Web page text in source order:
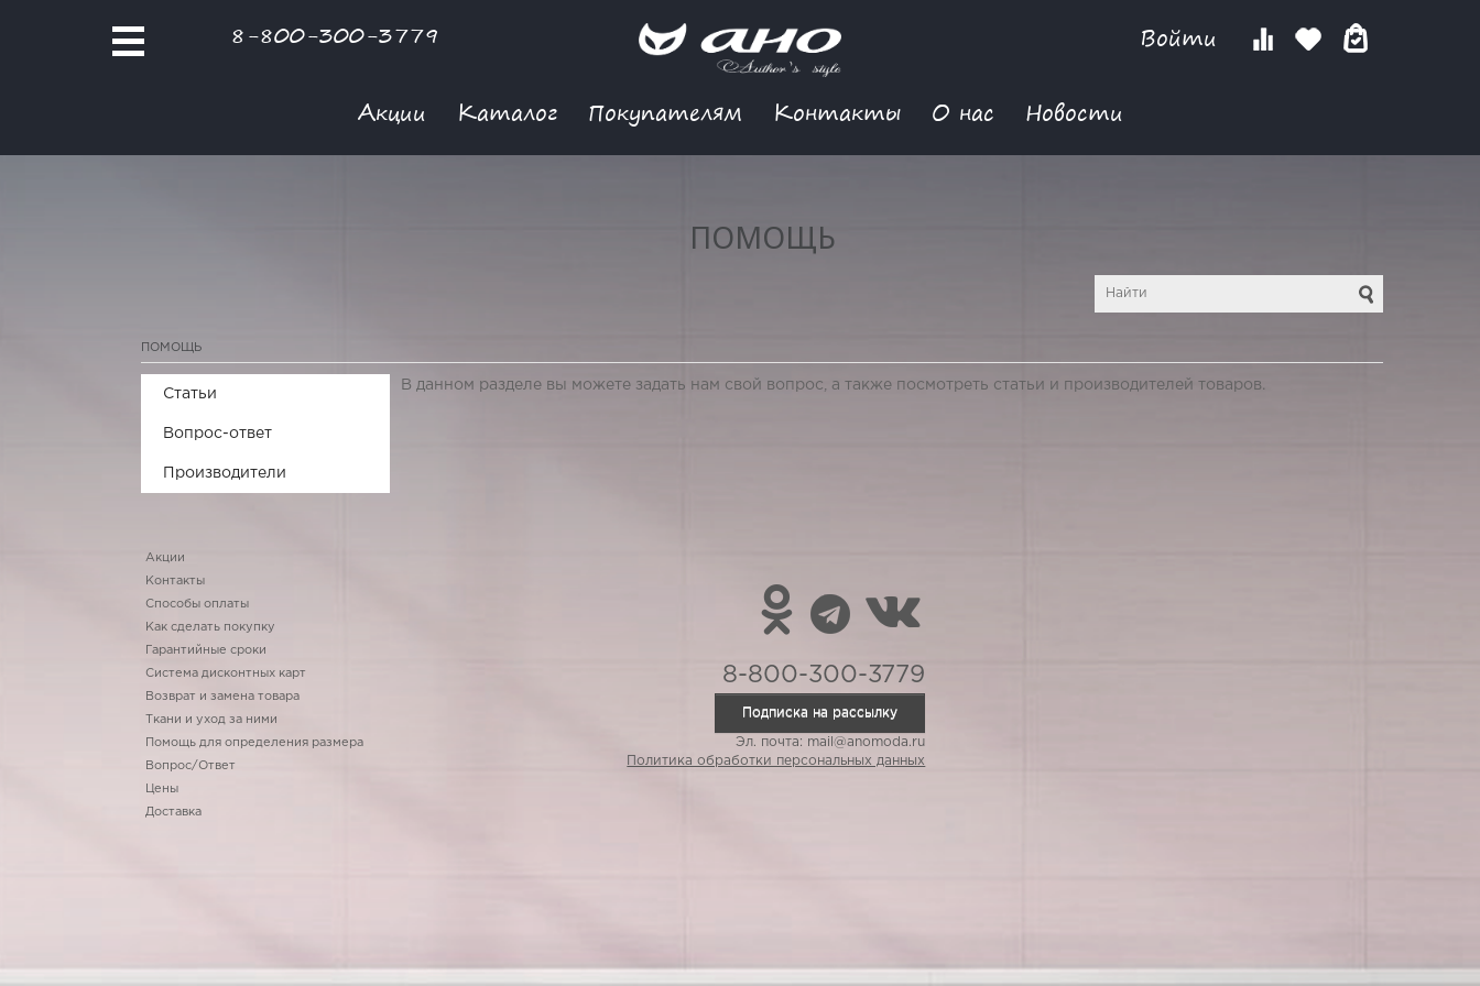
8-800-300-3779 Войти
Акции Каталог Покупателям Контакты О нас Новости
ПОМОЩЬ
ПОМОЩЬ
Статьи
Вопрос-ответ
Производители
В данном разделе вы можете задать нам свой вопрос, а также посмотреть статьи и производителей товаров.
Акции
Контакты
Способы оплаты
Как сделать покупку
Гарантийные сроки
Система дисконтных карт
Возврат и замена товара
Ткани и уход за ними
Помощь для определения размера
Вопрос/Ответ
Цены
Доставка
8-800-300-3779
Подписка на рассылку
Эл. почта: mail@anomoda.ru
Политика обработки персональных данных